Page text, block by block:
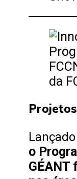
o
GÉANT